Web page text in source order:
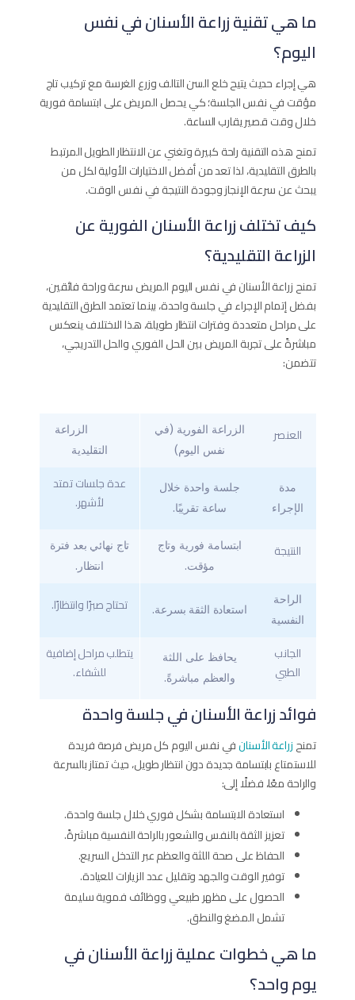
ما هي تقنية زراعة الأسنان في نفس
اليوم؟
هي إجراء حديث يتيح خلع السن التالف وزرع الغرسة مع تركيب تاج
مؤقت في نفس الجلسة؛ كي يحصل المريض على ابتسامة فورية
خلال وقت قصير يقارب الساعة.
تمنح هذه التقنية راحة كبيرة وتغني عن الانتظار الطويل المرتبط
بالطرق التقليدية، لذا تعد من أفضل الاختيارات الأولية لكل من
يبحث عن سرعة الإنجاز وجودة النتيجة في نفس الوقت.
كيف تختلف زراعة الأسنان الفورية عن
الزراعة التقليدية؟
تمنح زراعة الأسنان في نفس اليوم المريض سرعة وراحة فائقين،
بفضل إتمام الإجراء في جلسة واحدة، بينما تعتمد الطرق التقليدية
على مراحل متعددة وفترات انتظار طويلة، هذا الاختلاف ينعكس
مباشرةً على تجربة المريض بين الحل الفوري والحل التدريجي،
تتضمن:
العنصر
الزراعة الفورية (في
نفس اليوم)
الزراعة
التقليدية
مدة
الإجراء
جلسة واحدة خلال
ساعة تقريبًا.
عدة جلسات تمتد
لأشهر.
النتيجة
ابتسامة فورية وتاج
مؤقت.
تاج نهائي بعد فترة
انتظار.
الراحة
النفسية
استعادة الثقة بسرعة. تحتاج صبرًا وانتظارًا.
الجانب
الطبي
يحافظ على اللثة
والعظم مباشرةً.
يتطلب مراحل إضافية
للشفاء.
فوائد زراعة الأسنان في جلسة واحدة
تمنحزراعة الأسنانفي نفس اليوم كل مريض فرصة فريدة
للاستمتاع بابتسامة جديدة دون انتظار طويل، حيث تمتاز بالسرعة
والراحة معًا، فضلًا إلى:
استعادة الابتسامة بشكل فوري خلال جلسة واحدة.
تعزيز الثقة بالنفس والشعور بالراحة النفسية مباشرةً.
الحفاظ على صحة اللثة والعظم عبر التدخل السريع.
توفير الوقت والجهد وتقليل عدد الزيارات للعيادة.
الحصول على مظهر طبيعي ووظائف فموية سليمة
تشمل المضغ والنطق.
ما هي خطوات عملية زراعة الأسنان في
يوم واحد؟